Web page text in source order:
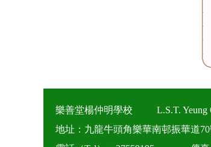
樂善堂楊仲明學校 L.S.T. Yeung
地址：九龍牛頭角樂華南邨振華道70